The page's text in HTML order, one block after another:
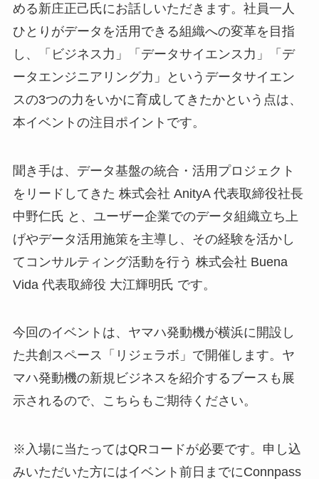
める新庄正己氏にお話しいただきます。社員一人
ひとりがデータを活用できる組織への変革を目指
し、「ビジネス力」「データサイエンス力」「デ
ータエンジニアリング力」というデータサイエン
スの3つの力をいかに育成してきたかという点は、
本イベントの注目ポイントです。
聞き手は、データ基盤の統合・活用プロジェクト
をリードしてきた 株式会社 AnityA 代表取締役社長
中野仁氏 と、ユーザー企業でのデータ組織立ち上
げやデータ活用施策を主導し、その経験を活かし
てコンサルティング活動を行う 株式会社 Buena
Vida 代表取締役 大江輝明氏 です。
今回のイベントは、ヤマハ発動機が横浜に開設し
た共創スペース「リジェラボ」で開催します。ヤ
マハ発動機の新規ビジネスを紹介するブースも展
示されるので、こちらもご期待ください。
※入場に当たってはQRコードが必要です。申し込
みいただいた方にはイベント前日までにConnpass